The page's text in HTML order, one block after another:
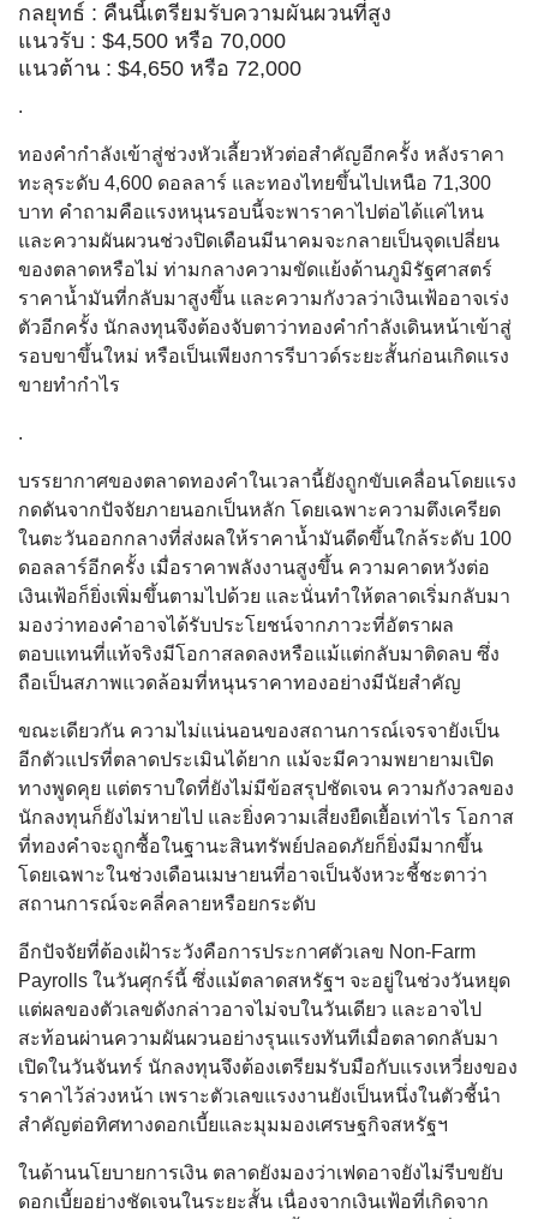
กลยุทธ์ : คืนนี้เตรียมรับความผันผวนที่สูง
แนวรับ : $4,500 หรือ 70,000
แนวต้าน : $4,650 หรือ 72,000
.
ทองคำกำลังเข้าสู่ช่วงหัวเลี้ยวหัวต่อสำคัญอีกครั้ง หลังราคา
ทะลุระดับ 4,600 ดอลลาร์ และทองไทยขึ้นไปเหนือ 71,300
บาท คำถามคือแรงหนุนรอบนี้จะพาราคาไปต่อได้แค่ไหน
และความผันผวนช่วงปิดเดือนมีนาคมจะกลายเป็นจุดเปลี่ยน
ของตลาดหรือไม่ ท่ามกลางความขัดแย้งด้านภูมิรัฐศาสตร์
ราคาน้ำมันที่กลับมาสูงขึ้น และความกังวลว่าเงินเฟ้ออาจเร่ง
ตัวอีกครั้ง นักลงทุนจึงต้องจับตาว่าทองคำกำลังเดินหน้าเข้าสู่
รอบขาขึ้นใหม่ หรือเป็นเพียงการรีบาวด์ระยะสั้นก่อนเกิดแรง
ขายทำกำไร
.
บรรยากาศของตลาดทองคำในเวลานี้ยังถูกขับเคลื่อนโดยแรง
กดดันจากปัจจัยภายนอกเป็นหลัก โดยเฉพาะความตึงเครียด
ในตะวันออกกลางที่ส่งผลให้ราคาน้ำมันดีดขึ้นใกล้ระดับ 100
ดอลลาร์อีกครั้ง เมื่อราคาพลังงานสูงขึ้น ความคาดหวังต่อ
เงินเฟ้อก็ยิ่งเพิ่มขึ้นตามไปด้วย และนั่นทำให้ตลาดเริ่มกลับมา
มองว่าทองคำอาจได้รับประโยชน์จากภาวะที่อัตราผล
ตอบแทนที่แท้จริงมีโอกาสลดลงหรือแม้แต่กลับมาติดลบ ซึ่ง
ถือเป็นสภาพแวดล้อมที่หนุนราคาทองอย่างมีนัยสำคัญ
ขณะเดียวกัน ความไม่แน่นอนของสถานการณ์เจรจายังเป็น
อีกตัวแปรที่ตลาดประเมินได้ยาก แม้จะมีความพยายามเปิด
ทางพูดคุย แต่ตราบใดที่ยังไม่มีข้อสรุปชัดเจน ความกังวลของ
นักลงทุนก็ยังไม่หายไป และยิ่งความเสี่ยงยืดเยื้อเท่าไร โอกาส
ที่ทองคำจะถูกซื้อในฐานะสินทรัพย์ปลอดภัยก็ยิ่งมีมากขึ้น
โดยเฉพาะในช่วงเดือนเมษายนที่อาจเป็นจังหวะชี้ชะตาว่า
สถานการณ์จะคลี่คลายหรือยกระดับ
อีกปัจจัยที่ต้องเฝ้าระวังคือการประกาศตัวเลข Non-Farm
Payrolls ในวันศุกร์นี้ ซึ่งแม้ตลาดสหรัฐฯ จะอยู่ในช่วงวันหยุด
แต่ผลของตัวเลขดังกล่าวอาจไม่จบในวันเดียว และอาจไป
สะท้อนผ่านความผันผวนอย่างรุนแรงทันทีเมื่อตลาดกลับมา
เปิดในวันจันทร์ นักลงทุนจึงต้องเตรียมรับมือกับแรงเหวี่ยงของ
ราคาไว้ล่วงหน้า เพราะตัวเลขแรงงานยังเป็นหนึ่งในตัวชี้นำ
สำคัญต่อทิศทางดอกเบี้ยและมุมมองเศรษฐกิจสหรัฐฯ
ในด้านนโยบายการเงิน ตลาดยังมองว่าเฟดอาจยังไม่รีบขยับ
ดอกเบี้ยอย่างชัดเจนในระยะสั้น เนื่องจากเงินเฟ้อที่เกิดจาก